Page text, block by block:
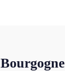
Bourgogne